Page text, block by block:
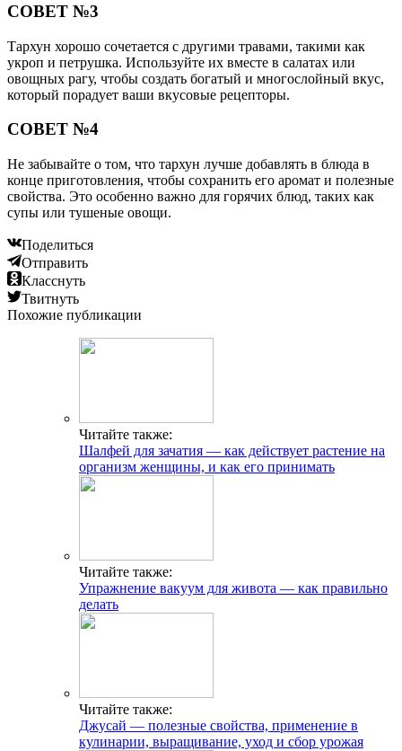
СОВЕТ №3
Тархун хорошо сочетается с другими травами, такими как
укроп и петрушка. Используйте их вместе в салатах или
овощных рагу, чтобы создать богатый и многослойный вкус,
который порадует ваши вкусовые рецепторы.
СОВЕТ №4
Не забывайте о том, что тархун лучше добавлять в блюда в
конце приготовления, чтобы сохранить его аромат и полезные
свойства. Это особенно важно для горячих блюд, таких как
супы или тушеные овощи.
Поделиться
Отправить
Класснуть
Твитнуть
Похожие публикации
Читайте также:
Шалфей для зачатия — как действует растение на
организм женщины, и как его принимать
Читайте также:
Упражнение вакуум для живота — как правильно
делать
Читайте также:
Джусай — полезные свойства, применение в
кулинарии, выращивание, уход и сбор урожая